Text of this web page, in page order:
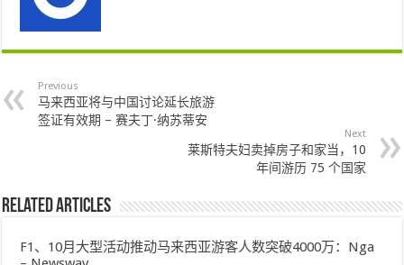
Previous
马来西亚将与中国讨论延长旅游
签证有效期 – 赛夫丁·纳苏蒂安
Next
莱斯特夫妇卖掉房子和家当，10
年间游历 75 个国家
Related Articles
F1、10月大型活动推动马来西亚游客人数突破4000万：Nga